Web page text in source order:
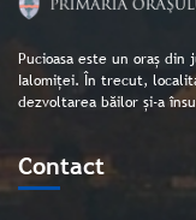
Pucioasa este un oraș
Ialomiței. În trecut,
dezvoltarea băilor și-a
Contact